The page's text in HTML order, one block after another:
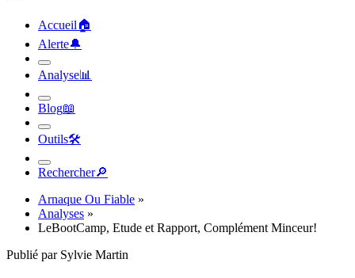
Accueil🏠︎
Alerte🔔︎
Analyse📊︎
Blog📖︎
Outils🛠︎
Rechercher🔎︎
Arnaque Ou Fiable »
Analyses »
LeBootCamp, Etude et Rapport, Complément Minceur!
Publié par Sylvie Martin